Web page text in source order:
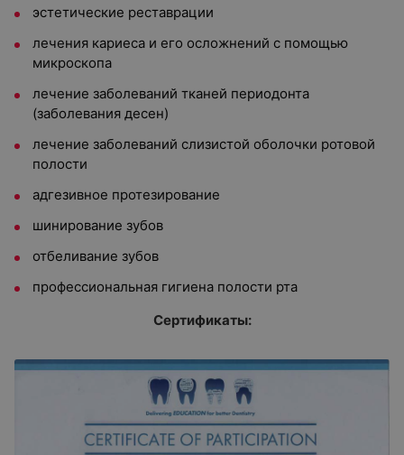
эстетические реставрации
лечения кариеса и его осложнений с помощью
микроскопа
лечение заболеваний тканей периодонта
(заболевания десен)
лечение заболеваний слизистой оболочки ротовой
полости
адгезивное протезирование
шинирование зубов
отбеливание зубов
профессиональная гигиена полости рта
Сертификаты: